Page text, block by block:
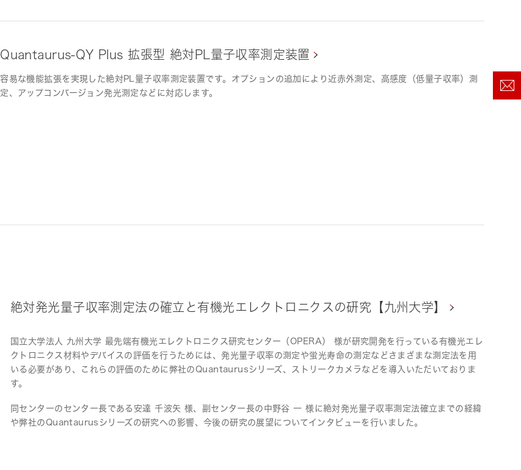
Quantaurus-QY Plus 拡張型 絶対PL量子収率測定装置
容易な機能拡張を実現した絶対PL量子収率測定装置です。オプションの追加により近赤外測定、高感度（低量子収率）測
定、アップコンバージョン発光測定などに対応します。
絶対発光量子収率測定法の確立と有機光エレクトロニクスの研究【九州大学】
国立大学法人 九州大学 最先端有機光エレクトロニクス研究センター（OPERA） 様が研究開発を行っている有機光エレ
クトロニクス材料やデバイスの評価を行うためには、発光量子収率の測定や蛍光寿命の測定などさまざまな測定法を用
いる必要があり、これらの評価のために弊社のQuantaurusシリーズ、ストリークカメラなどを導入いただいておりま
す。
同センターのセンター長である安達 千波矢 様、副センター長の中野谷 一 様に絶対発光量子収率測定法確立までの経緯
や弊社のQuantaurusシリーズの研究への影響、今後の研究の展望についてインタビューを行いました。